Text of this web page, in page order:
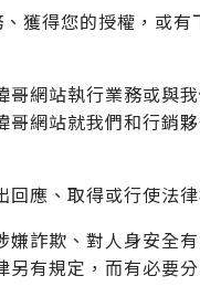
獲得您的授權，或
網站執行業務或與
網站就我們和行銷
應、取得或行使法
詐欺、對人身安全
有規定，而有必要